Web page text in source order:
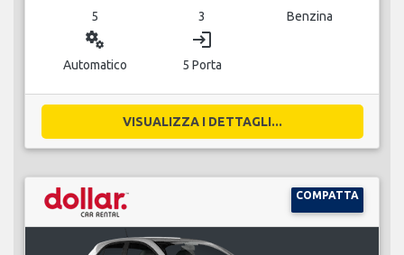
5 3 Benzina
miscellaneous_services
Automatico
login
5 Porta
VISUALIZZA I DETTAGLI...
COMPATTA